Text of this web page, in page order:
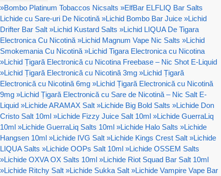
»Bombo Platinum Tobaccos Nicsalts »ElfBar ELFLIQ Bar Salts
Lichide cu Sare-uri De Nicotină »Lichid Bombo Bar Juice »Lichid
Drifter Bar Salt »Lichid Kustard Salts »Lichid LIQUA De Tigara
Electronica Cu Nicotină »Lichid Magnum Vape Nic Salts »Lichid
Smokemania Cu Nicotină »Lichid Tigara Electronica cu Nicotina
»Lichid Țigară Electronică cu Nicotina Freebase – Nic Shot E-Liquid
»Lichid Țigară Electronică cu Nicotină 3mg »Lichid Țigară
Electronică cu Nicotină 6mg »Lichid Țigară Electronică cu Nicotină
9mg »Lichid Țigară Electronică cu Sare de Nicotină – Nic Salt E-
Liquid »Lichide ARAMAX Salt »Lichide Big Bold Salts »Lichide Don
Cristo Salt 10ml »Lichide Fizzy Juice Salt 10ml »Lichide GuerraLiq
10ml »Lichide GuerraLiq Salts 10ml »Lichide Halo Salts »Lichide
Hangsen 10ml »Lichide IVG Salt »Lichide Kings Crest Salt »Lichide
LIQUA Salts »Lichide OOPs Salt 10ml »Lichide OSSEM Salts
»Lichide OXVA OX Salts 10ml »Lichide Riot Squad Bar Salt 10ml
»Lichide Ritchy Salt »Lichide Sukka Salt »Lichide Vampire Vape Bar